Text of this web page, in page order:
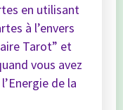
en utilisant
à l’envers
Tarot” et
vous avez
de la